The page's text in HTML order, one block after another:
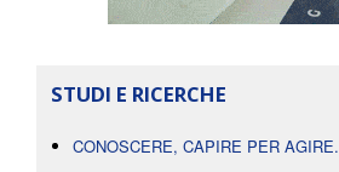
STUDI E RICERCHE
CONOSCERE, CAPIRE PER AGIRE.